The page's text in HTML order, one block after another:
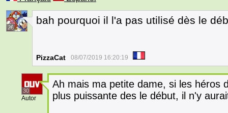
26
bah pourquoi il l'a pas utilisé dès le
PizzaCat 08/07/2019 16:20:19
30
Autor
Ah mais ma petite dame, si les héros
plus puissante des le début, il n'y